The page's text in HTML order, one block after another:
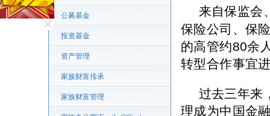
公募基金
投资基金
资产管理
家族财富传承
家族财富管理
来自保监会
保险公司、保
的高管约80余
转型合作事宜
过去三年来
理成为中国金